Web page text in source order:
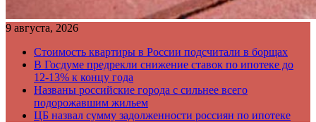
9 августа, 2026
Стоимость квартиры в России подсчитали в борщах
В Госдуме предрекли снижение ставок по ипотеке до
12-13% к концу года
Названы российские города с сильнее всего
подорожавшим жильем
ЦБ назвал сумму задолженности россиян по ипотеке